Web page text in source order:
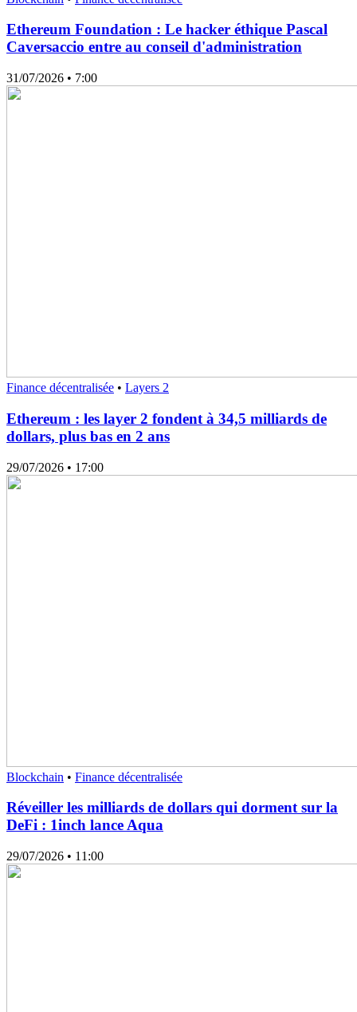
Ethereum Foundation : Le hacker éthique Pascal
Caversaccio entre au conseil d'administration
31/07/2026 • 7:00
Finance décentralisée • Layers 2
Ethereum : les layer 2 fondent à 34,5 milliards de
dollars, plus bas en 2 ans
29/07/2026 • 17:00
Blockchain • Finance décentralisée
Réveiller les milliards de dollars qui dorment sur la
DeFi : 1inch lance Aqua
29/07/2026 • 11:00